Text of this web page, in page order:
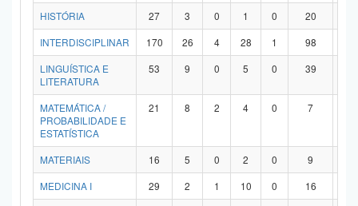
HISTÓRIA
27 3 0 1 0 20
INTERDISCIPLINAR
170 26 4 28 1 98
LINGUÍSTICA E
LITERATURA
53 9 0 5 0 39
MATEMÁTICA /
PROBABILIDADE E
ESTATÍSTICA
21 8 2 4 0 7
MATERIAIS 16 5 0 2 0 9
MEDICINA I
29 2 1 10 0 16